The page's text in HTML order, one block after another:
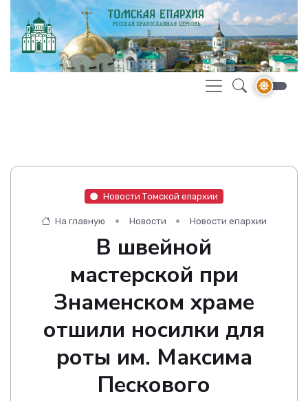
Новости Томской епархии
На главную Новости Новости епархии
В швейной
мастерской при
Знаменском храме
отшили носилки для
роты им. Максима
Пескового